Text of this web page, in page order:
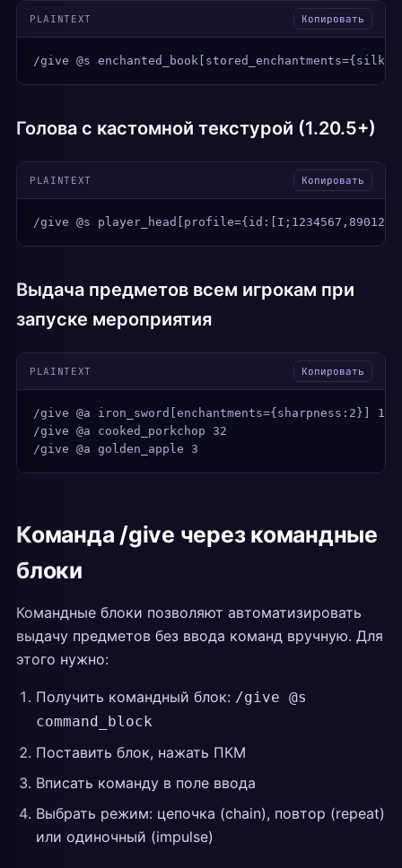
PLAINTEXT Копировать
/give @s
Голова с кастомной текстурой (1.20.5+)
PLAINTEXT Копировать
/give @s
Выдача предметов всем игрокам при
запуске мероприятия
PLAINTEXT Копировать
/give @a iron_sword[enchantments={sharpness:2}] 1
/give @a cooked_porkchop 32
/give @a golden_apple 3
Команда /give через командные
блоки
Командные блоки позволяют автоматизировать
выдачу предметов без ввода команд вручную. Для
этого нужно:
Получить командный блок: /give @s
command_block
Поставить блок, нажать ПКМ
Вписать команду в поле ввода
Выбрать режим: цепочка (chain), повтор (repeat)
или одиночный (impulse)